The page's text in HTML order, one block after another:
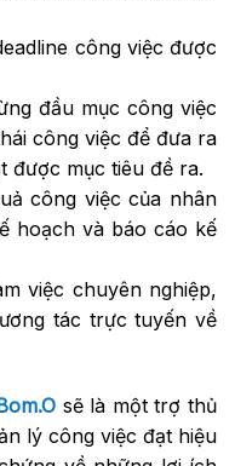
công việc được
đầu mục công việc
công việc để đưa ra
được mục tiêu đề ra.
công việc của nhân
hoạch và báo cáo kế
việc chuyên nghiệp,
tác trực tuyến về
sẽ là một trợ thủ
lý công việc đạt hiệu